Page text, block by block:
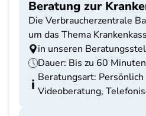
Beratung zur
Die Verbraucherzentrale
um das Thema
in unseren
Dauer: Bis zu 60 Minuten
Beratungsart:
Videoberatung,